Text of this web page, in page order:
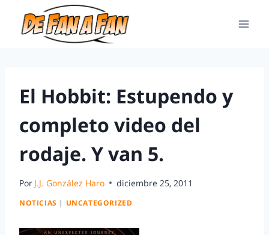
El Hobbit: Estupendo y
completo video del
rodaje. Y van 5.
Por J.J. González Haro diciembre 25, 2011
NOTICIAS | UNCATEGORIZED